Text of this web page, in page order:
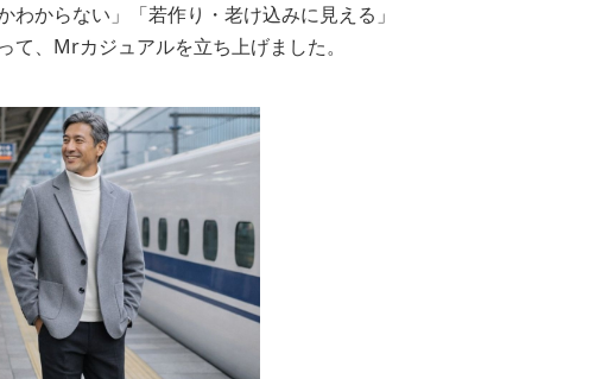
わからない」「若作り・老け込みに見える」
て、Mrカジュアルを立ち上げました。